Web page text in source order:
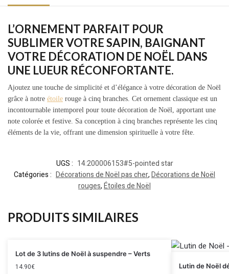
L’ORNEMENT PARFAIT POUR
SUBLIMER VOTRE SAPIN, BAIGNANT
VOTRE DÉCORATION DE NOËL DANS
UNE LUEUR RÉCONFORTANTE.
Ajoutez une touche de simplicité et d’élégance à votre décoration de Noël
grâce à notre étoile rouge à cinq branches. Cet ornement classique est un
incontournable intemporel pour toute décoration de Noël, apportant une
note colorée et festive. Sa conception à cinq branches représente les cinq
éléments de la vie, offrant une dimension spirituelle à votre fête.
UGS : 14:200006153#5-pointed star
Catégories : Décorations de Noël pas cher,Décorations de Noël
rouges,Étoiles de Noël
PRODUITS SIMILAIRES
Lot de 3 lutins de Noël à suspendre – Verts
14.90€ Lutin de Noël